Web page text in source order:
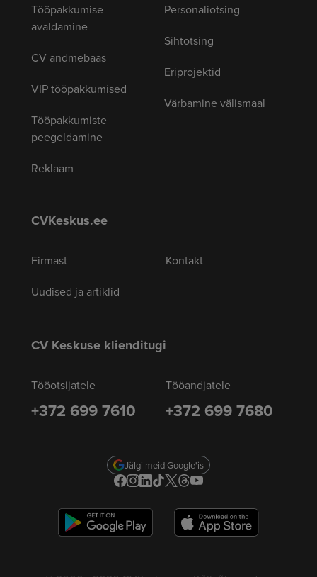
Tööpakkumise
avaldamine
CV andmebaas
VIP tööpakkumised
Tööpakkumiste
peegeldamine
Reklaam
Personaliotsing
Sihtotsing
Eriprojektid
Värbamine välismaal
CVKeskus.ee
Firmast
Uudised ja artiklid
Kontakt
CV Keskuse klienditugi
Tööotsijatele
+372 699 7610
Tööandjatele
+372 699 7680
Jälgi meid Google'is